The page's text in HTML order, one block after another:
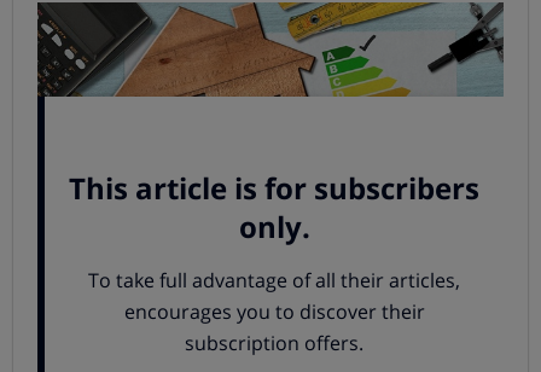
La razón, como hemos señalado en otras ocasiones, es
que entendemos que la resolución
únicamente confirma la ausencia de subvenciones